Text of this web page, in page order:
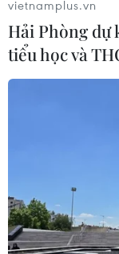
về báo chí.
vietnamplus.vn
Hải Phòng dự
tiểu học và